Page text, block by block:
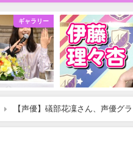
ギャラリー
【声優】礒部花凜さん、声優グ